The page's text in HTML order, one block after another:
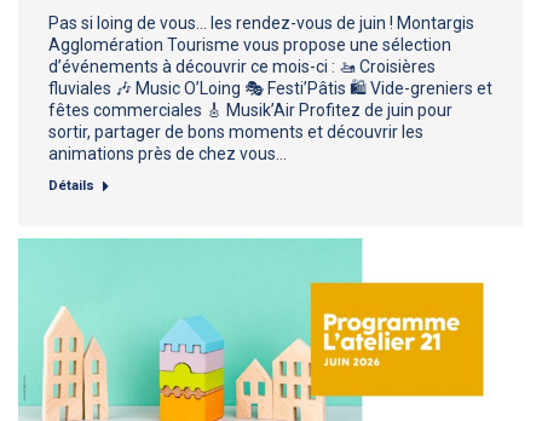
Pas si loing de vous… les rendez-vous de juin ! Montargis
Agglomération Tourisme vous propose une sélection
d’événements à découvrir ce mois-ci : 🚤 Croisières
fluviales 🎶 Music O’Loing 🎭 Festi’Pâtis 🛍️ Vide-greniers et
fêtes commerciales 🎸 Musik’Air Profitez de juin pour
sortir, partager de bons moments et découvrir les
animations près de chez vous…
Détails